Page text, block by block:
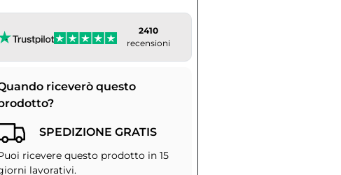
2410
recensioni
riceverò questo
SPEDIZIONE GRATIS
ricevere questo prodotto in 15
lavorativi.